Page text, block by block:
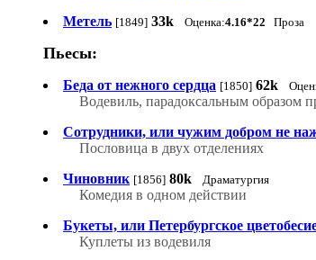
Метель [1849] 33k Оценка:4.16*22 Проза
Пьесы:
Беда от нежного сердца [1850] 62k
Водевиль, парадоксальным образом
Сотрудники, или чужим добром не
Пословица в двух отделениях
Чиновник [1856] 80k Драматургия
Комедия в одном действии
Букеты, или Петербургское
Куплеты из водевиля